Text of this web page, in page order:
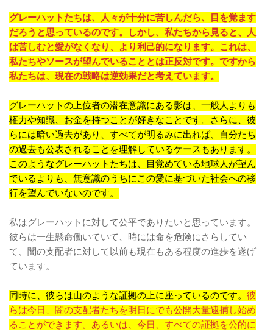
グレーハットたちは、人々が十分に苦しんだら、目を覚ます
だろうと思っているのです。しかし、私たちから見ると、人
は苦しむと愛がなくなり、より利己的になります。これは、
私たちやソースが望んでいることとは正反対です。ですから
私たちは、現在の戦略は逆効果だと考えています。
グレーハットの上位者の潜在意識にある影は、一般人よりも
権力や知識、お金を持つことが好きなことです。さらに、彼
らには暗い過去があり、すべてが明るみに出れば、自分たち
の過去も公表されることを理解しているケースもあります。
このようなグレーハットたちは、目覚めている地球人が望ん
でいるよりも、無意識のうちにこの愛に基づいた社会への移
行を望んでいないのです。
私はグレーハットに対して公平でありたいと思っています。
彼らは一生懸命働いていて、時には命を危険にさらしてい
て、闇の支配者に対して以前も現在もある程度の進歩を遂げ
ています。
同時に、彼らは山のような証拠の上に座っているのです。 彼
らは今日、闇の支配者たちを明日にでも公開大量逮捕し始め
ることができます。あるいは、今日、すべての証拠を公的に